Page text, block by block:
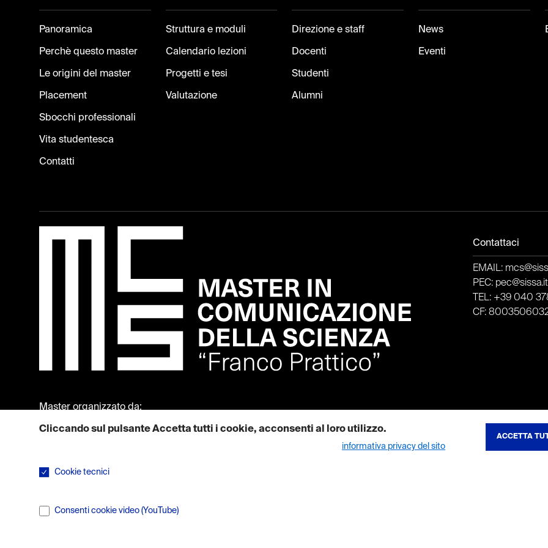
Panoramica
Perchè questo master
Le origini del master
Placement
Sbocchi professionali
Vita studentesca
Contatti
Struttura e moduli
Calendario lezioni
Progetti e tesi
Valutazione
Direzione e staff
Docenti
Studenti
Alumni
News
Eventi
Master organizzato da:
Contattaci
EMAIL:
PEC: pec@sissa.it
TEL: +39 040
CF:
Cliccando sul pulsante Accetta tutti i cookie, acconsenti al loro utilizzo.
informativa privacy del sito
Cookie tecnici
Consenti cookie video (YouTube)
ACCETTA